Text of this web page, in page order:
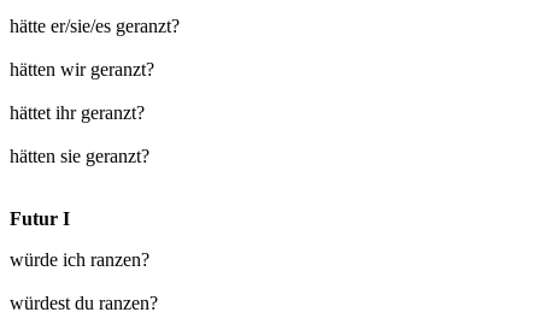
hätte er/sie/es geranzt?
hätten wir geranzt?
hättet ihr geranzt?
hätten sie geranzt?
Futur I
würde ich ranzen?
würdest du ranzen?